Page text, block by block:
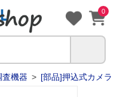
0
査機器 > [部品]押込式カメラ